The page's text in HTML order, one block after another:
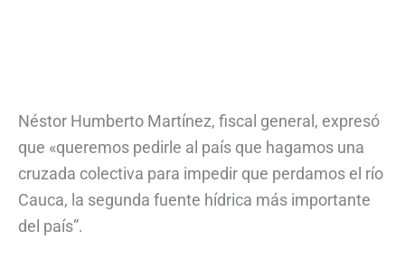
Néstor Humberto Martínez, fiscal general, expresó
que «queremos pedirle al país que hagamos una
cruzada colectiva para impedir que perdamos el río
Cauca, la segunda fuente hídrica más importante
del país”.